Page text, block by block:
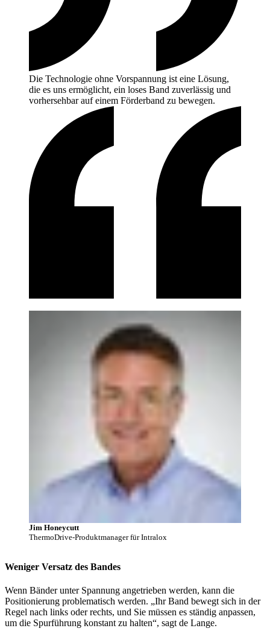
Die Technologie ohne Vorspannung ist eine Lösung,
die es uns ermöglicht, ein loses Band zuverlässig und
vorhersehbar auf einem Förderband zu bewegen.
Jim Honeycutt
ThermoDrive-Produktmanager für Intralox
Weniger Versatz des Bandes
Wenn Bänder unter Spannung angetrieben werden, kann die
Positionierung problematisch werden. „Ihr Band bewegt sich in der
Regel nach links oder rechts, und Sie müssen es ständig anpassen,
um die Spurführung konstant zu halten“, sagt de Lange.